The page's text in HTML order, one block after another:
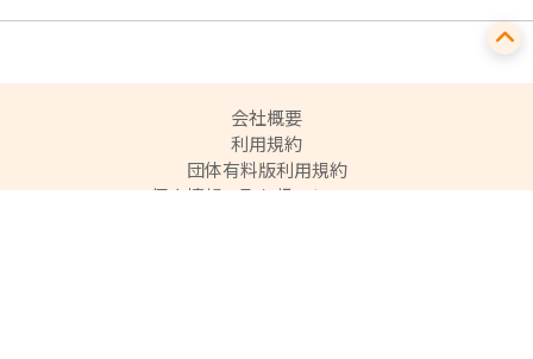
会社概要
利用規約
団体有料版利用規約
個人情報の取り扱いについて